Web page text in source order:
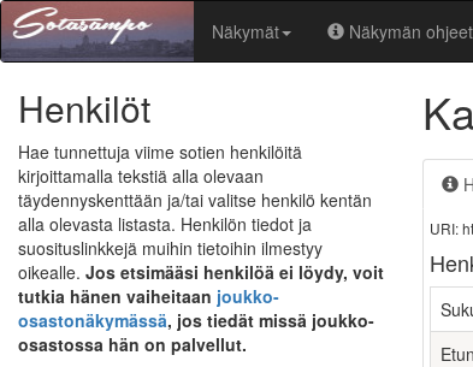
Näkymät Näkymän ohjeet
Henkilöt
Hae tunnettuja viime sotien henkilöitä
kirjoittamalla tekstiä alla olevaan
täydennyskenttään ja/tai valitse henkilö kentän
alla olevasta listasta. Henkilön tiedot ja
suosituslinkkejä muihin tietoihin ilmestyy
oikealle. Jos etsimääsi henkilöä ei löydy, voit
tutkia hänen vaiheitaan joukko-
osastonäkymässä, jos tiedät missä joukko-
osastossa hän on palvellut.
URI: